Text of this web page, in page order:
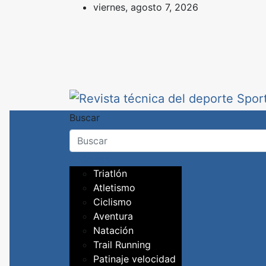
viernes, agosto 7, 2026
Revista técnica del
Sport Training es una web y
Buscar
Triatlón
Atletismo
Ciclismo
Aventura
Natación
Trail Running
Patinaje velocidad